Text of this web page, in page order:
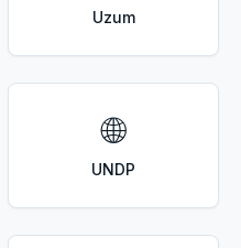
Uzum
🌐
UNDP